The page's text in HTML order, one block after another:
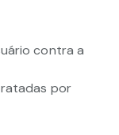
contra a
por